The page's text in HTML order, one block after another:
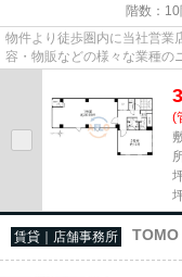
階数：10
物件より徒歩圏内に当社営業
容・物販などの様々な業種の
尚、弊社ではおとり広告は一
(
賃貸｜店舗事務所